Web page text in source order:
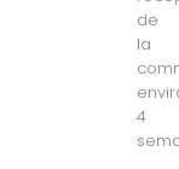
de
la
4